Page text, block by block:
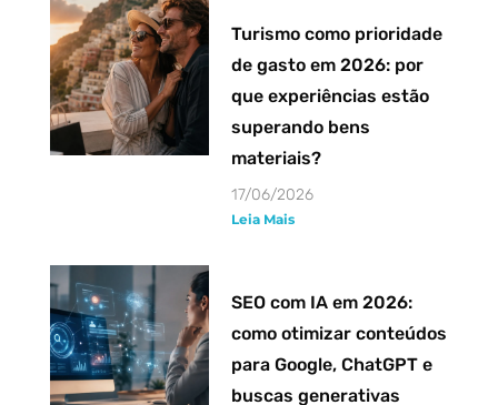
Turismo como prioridade
de gasto em 2026: por
que experiências estão
superando bens
materiais?
17/06/2026
Leia Mais
SEO com IA em 2026:
como otimizar conteúdos
para Google, ChatGPT e
buscas generativas